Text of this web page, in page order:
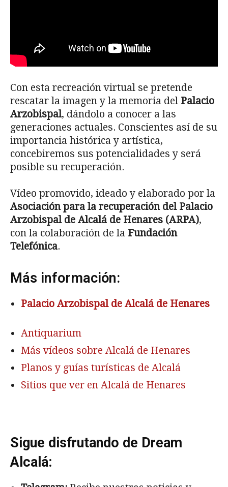
Con esta recreación virtual se pretende
rescatar la imagen y la memoria del Palacio
Arzobispal, dándolo a conocer a las
generaciones actuales. Conscientes así de su
importancia histórica y artística,
concebiremos sus potencialidades y será
posible su recuperación.
Vídeo promovido, ideado y elaborado por la
Asociación para la recuperación del Palacio
Arzobispal de Alcalá de Henares (ARPA),
con la colaboración de la Fundación
Telefónica.
Más información:
Palacio Arzobispal de Alcalá de Henares
Antiquarium
Más vídeos sobre Alcalá de Henares
Planos y guías turísticas de Alcalá
Sitios que ver en Alcalá de Henares
Sigue disfrutando de Dream
Alcalá: